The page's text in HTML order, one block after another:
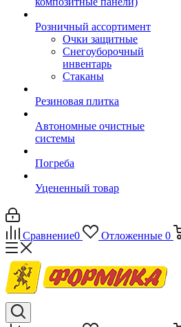
Розничный ассортимент
Очки защитные
Снегоуборочный
инвентарь
Стаканы
Резиновая плитка
Автономные очистные
системы
Погреба
Уцененный товар
Сравнение0 Отложенные 0